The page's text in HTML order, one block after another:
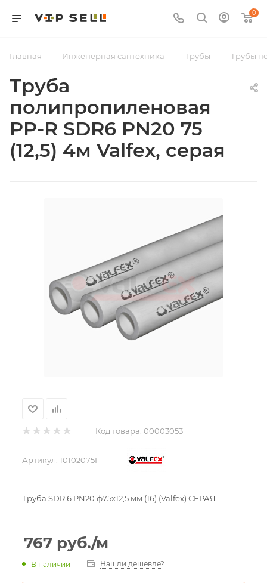
0
Главная — Инженерная сантехника — Трубы — Трубы
Труба
полипропиленовая
PP-R SDR6 PN20 75
(12,5) 4м Valfex, серая
Код товара: 00003053
Артикул: 10102075Г
Труба SDR 6 PN20 ф75х12,5 мм (16) (Valfex) СЕРАЯ
767 руб./м
В наличии Нашли дешевле?